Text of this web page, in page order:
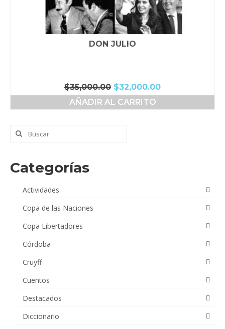
DON JULIO
$35,000.00 El
precio
original
$35,000.00.
$32,000.00El
precio
AÑADIR AL CARRITO
Buscar
por:
Categorías
Actividades
Copa de las Naciones
Copa Libertadores
Córdoba
Cruyff
Cuentos
Destacados
Diccionario